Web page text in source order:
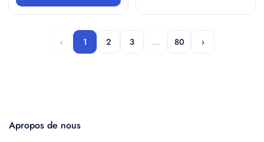
‹ 1 2 3 … 80 ›
Apropos de nous